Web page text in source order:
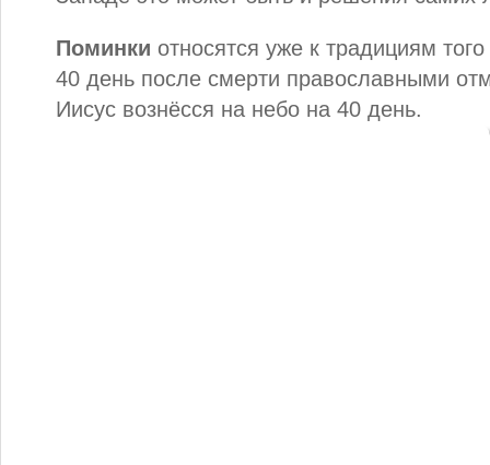
Поминки относятся уже к традициям
40 день после смерти православными
Иисус вознёсся на небо на 40 день.